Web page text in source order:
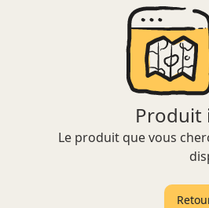
Produit
Le produit que vous